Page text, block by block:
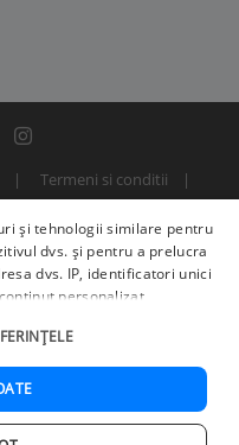
Termeni si conditii
S.R.L.
și tehnologii similare pentru
dvs. și pentru a prelucra
dvs. IP, identificatori unici
personalizat,
(225)pot, de asemenea,
inclusiv folosind date
ale dispozitivului. Opțiunile
furnizori se pot baza pe
dreptul să vă opuneți în